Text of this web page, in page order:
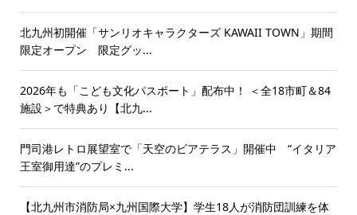
北九州初開催「サンリオキャラクターズ KAWAII TOWN」期間
限定オープン 限定グッ...
2026年も「こども文化パスポート」配布中！ ＜全18市町＆84
施設＞で特典あり【北九...
門司港レトロ展望室で「天空のビアテラス」開催中 “イタリア
王室御用達”のプレミ...
【北九州市消防局×九州国際大学】学生18人が消防団訓練を体